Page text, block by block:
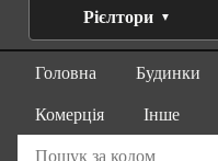
Рієлтори
Головна Будинки
Комерція
Інше